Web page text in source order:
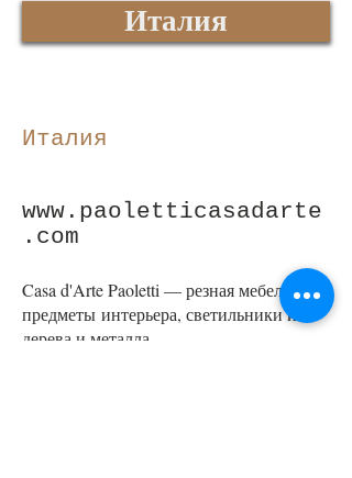
Италия
Италия
www.paoletticasadarte
.com
Casa d'Arte Paoletti — резная мебель,
предметы интерьера, светильники из
дерева и металла.